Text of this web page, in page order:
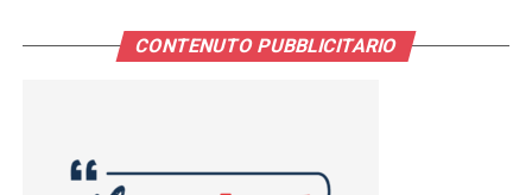
CONTENUTO PUBBLICITARIO